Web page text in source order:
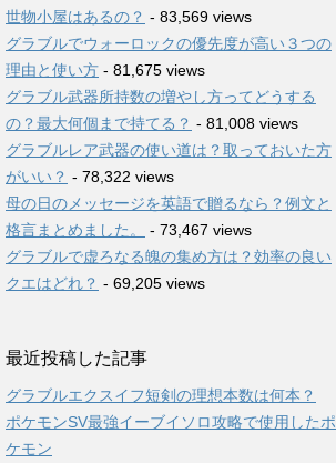
世物小屋はあるの？ - 83,569 views
グラブルでウォーロックの優先度が高い３つの
理由と使い方 - 81,675 views
グラブル武器所持数の増やし方ってどうする
の？最大何個まで持てる？ - 81,008 views
グラブルレア武器の使い道は？取っておいた方
がいい？ - 78,322 views
母の日のメッセージを英語で贈るなら？例文と
格言まとめました。
- 73,467 views
グラブルで虚ろなる魄の集め方は？効率の良い
クエはどれ？ - 69,205 views
最近投稿した記事
グラブルエクスイフ短剣の理想本数は何本？
ポケモンSV最強イーブイソロ攻略で使用したポ
ケモン